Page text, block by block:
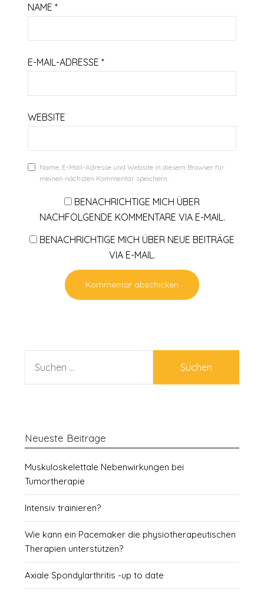
NAME*
E-MAIL-ADRESSE*
WEBSITE
Name, E-Mail-Adresse und Website in diesem Browser für
meinen nächsten Kommentar speichern.
BENACHRICHTIGE MICH ÜBER
NACHFOLGENDE KOMMENTARE VIA E-MAIL.
BENACHRICHTIGE MICH ÜBER NEUE BEITRÄGE
VIA E-MAIL.
NACH:
Neueste Beiträge
Muskuloskelettale Nebenwirkungen bei
Tumortherapie
Intensiv trainieren?
Wie kann ein Pacemaker die physiotherapeutischen
Therapien unterstützen?
Axiale Spondylarthritis -up to date